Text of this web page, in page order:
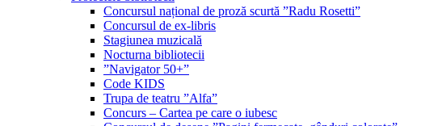
Concursul național de proză scurtă ”Radu Rosetti”
Concursul de ex-libris
Stagiunea muzicală
Nocturna bibliotecii
”Navigator 50+”
Code KIDS
Trupa de teatru ”Alfa”
Concurs – Cartea pe care o iubesc